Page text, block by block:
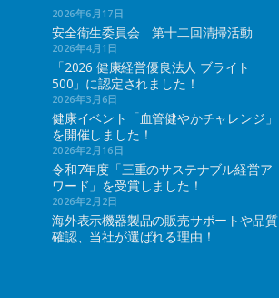
2026年6月17日
安全衛生委員会 第十二回清掃活動
2026年4月1日
「2026 健康経営優良法人 ブライト
500」に認定されました！
2026年3月6日
健康イベント「血管健やかチャレンジ」
を開催しました！
2026年2月16日
令和7年度「三重のサステナブル経営ア
ワード」を受賞しました！
2026年2月2日
海外表示機器製品の販売サポートや品質
確認、当社が選ばれる理由！